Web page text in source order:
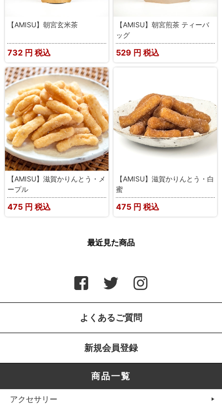
【AMISU】朝宮玄米茶
732 円 税込
【AMISU】朝宮煎茶 ティーバ
ッグ
529 円 税込
【AMISU】滋賀かりんとう・メ
ープル
475 円 税込
【AMISU】滋賀かりんとう・白
蜜
475 円 税込
最近見た商品
よくあるご質問
新規会員登録
商品一覧
アクセサリー